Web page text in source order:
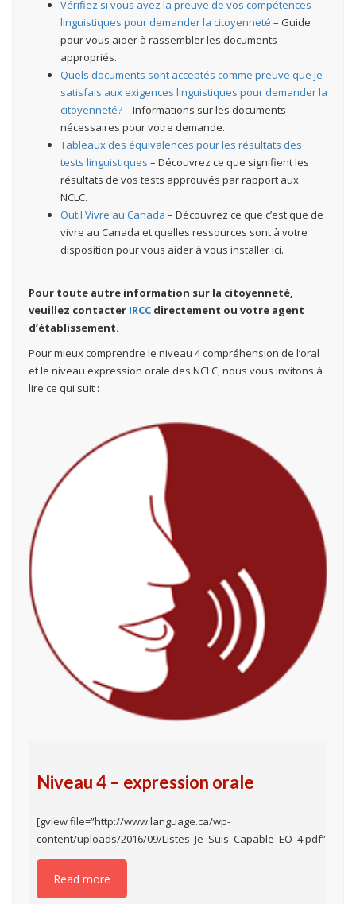
Vérifiez si vous avez la preuve de vos compétences
linguistiques pour demander la citoyenneté – Guide
pour vous aider à rassembler les documents
appropriés.
Quels documents sont acceptés comme preuve que je
satisfais aux exigences linguistiques pour demander la
citoyenneté?– Informations sur les documents
nécessaires pour votre demande.
Tableaux des équivalences pour les résultats des
tests linguistiques – Découvrez ce que signifient les
résultats de vos tests approuvés par rapport aux
NCLC.
Outil Vivre au Canada – Découvrez ce que c’est que de
vivre au Canada et quelles ressources sont à votre
disposition pour vous aider à vous installer ici.
Pour toute autre information sur la citoyenneté,
veuillez contacter IRCC directement ou votre agent
d’établissement.
Pour mieux comprendre le niveau 4 compréhension de l’oral
et le niveau expression orale des NCLC, nous vous invitons à
lire ce qui suit :
Niveau 4 – expression orale
[gview file=”http://www.language.ca/wp-
content/uploads/2016/09/Listes_Je_Suis_Capable_EO_4.pdf”]
Read more